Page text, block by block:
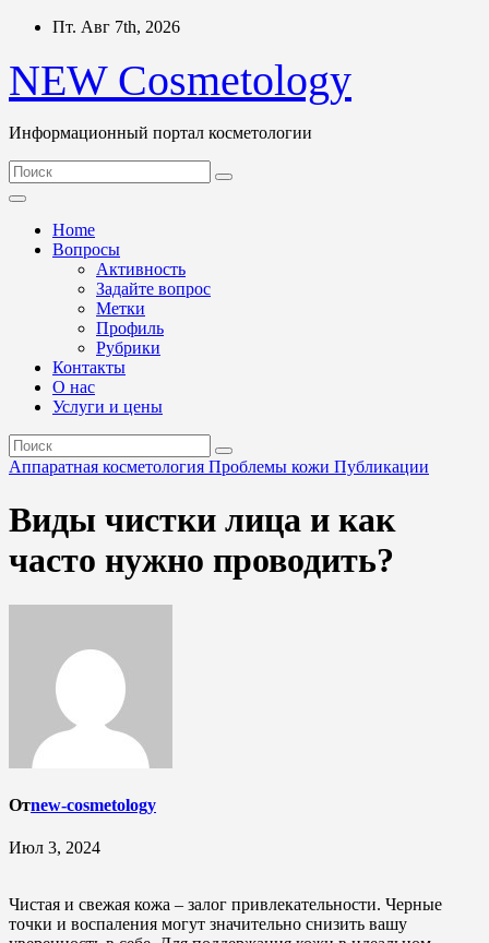
Перейти
содержимому
Пт. Авг 7th, 2026
NEW Cosmetology
Информационный портал косметологии
Home
Вопросы
Активность
Задайте вопрос
Метки
Профиль
Рубрики
Контакты
О нас
Услуги и цены
Аппаратная косметология Проблемы кожи Публикации
Виды чистки лица и как
часто нужно проводить?
Отnew-cosmetology
Июл 3, 2024
Чистая и свежая кожа – залог привлекательности. Черные
точки и воспаления могут значительно снизить вашу